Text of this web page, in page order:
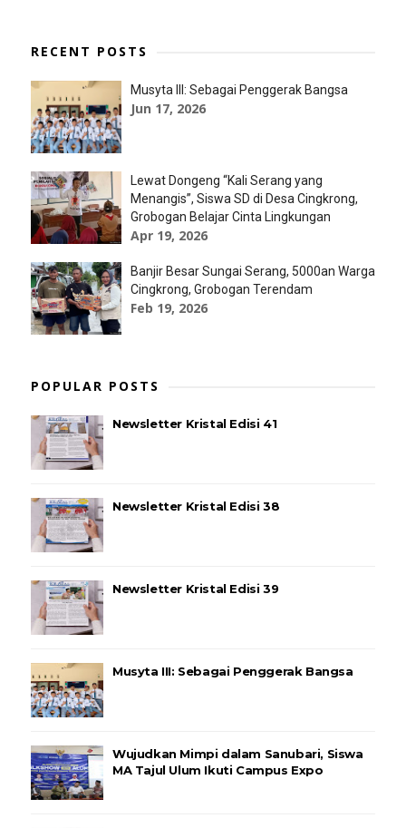
RECENT POSTS
Musyta III: Sebagai Penggerak Bangsa
Jun 17, 2026
Lewat Dongeng “Kali Serang yang
Menangis”, Siswa SD di Desa Cingkrong,
Grobogan Belajar Cinta Lingkungan
Apr 19, 2026
Banjir Besar Sungai Serang, 5000an Warga
Cingkrong, Grobogan Terendam
Feb 19, 2026
POPULAR POSTS
Newsletter Kristal Edisi 41
Newsletter Kristal Edisi 38
Newsletter Kristal Edisi 39
Musyta III: Sebagai Penggerak Bangsa
Wujudkan Mimpi dalam Sanubari, Siswa
MA Tajul Ulum Ikuti Campus Expo